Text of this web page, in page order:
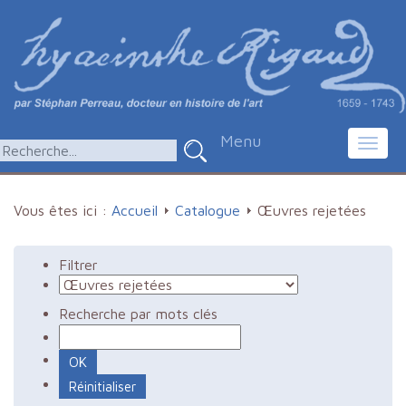
Menu
Vous êtes ici : Accueil Catalogue Œuvres rejetées
Filtrer
Recherche par mots clés